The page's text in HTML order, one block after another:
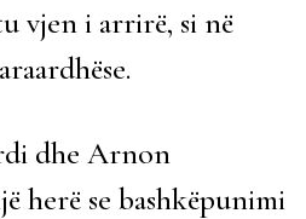
vjen i arrirë, si në
dhe Arnon
herë se bashkëpunimi